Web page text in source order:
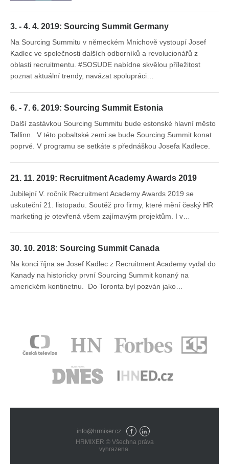
3. - 4. 4. 2019: Sourcing Summit Germany
Na Sourcing Summitu v německém Mnichově vystoupí Josef
Kadlec ve společnosti dalších odborníků a revolucionářů z
oblasti recruitmentu. #SOSUDE nabídne skvělou příležitost
poznat aktuální trendy, navázat spolupráci…
6. - 7. 6. 2019: Sourcing Summit Estonia
Další zastávkou Sourcing Summitu bude estonské hlavní město
Tallinn. V této pobaltské zemi se bude Sourcing Summit konat
poprvé. V programu se setkáte s přednáškou Josefa Kadlece.
21. 11. 2019: Recruitment Academy Awards 2019
Jubilejní V. ročník Recruitment Academy Awards 2019 se
uskuteční 21. listopadu. Soutěž pro firmy, které mění český HR
marketing je otevřená všem zajímavým projektům. I v…
30. 10. 2018: Sourcing Summit Canada
Na konci října se Josef Kadlec z Recruitment Academy vydal do
Kanady na historicky první Sourcing Summit konaný na
americkém kontinetnu. Do Toronta byl pozván jako…
info@hrmixer.cz
Fac
eb
Lin
HRMIXER © Všechna práva
vyhrazena.